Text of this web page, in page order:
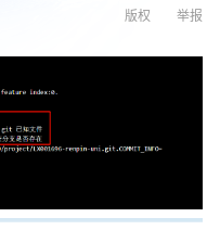
举报
版权